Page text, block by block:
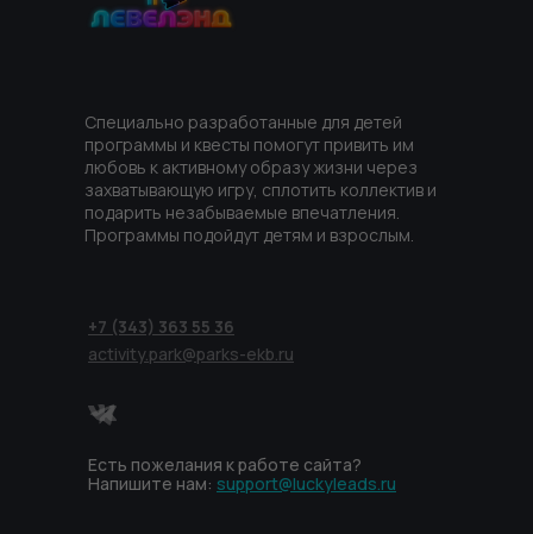
Специально разработанные для детей
программы и квесты помогут привить им
любовь к активному образу жизни через
захватывающую игру, сплотить коллектив и
подарить незабываемые впечатления.
Программы подойдут детям и взрослым.
+7 (343) 363 55 36
activity.park@parks-ekb.ru
Есть пожелания к работе сайта?
Напишите нам: support@luckyleads.ru